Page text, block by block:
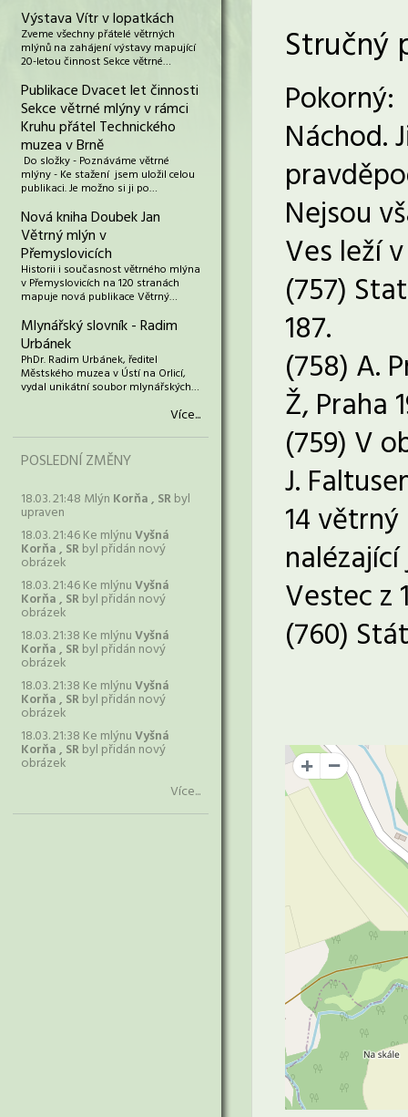
Výstava Vítr v lopatkách
Zveme všechny přátelé větrných
mlýnů na zahájení výstavy mapující
20-letou činnost Sekce větrné…
Publikace Dvacet let činnosti
Sekce větrné mlýny v rámci
Kruhu přátel Technického
muzea v Brně
Do složky - Poznáváme větrné
mlýny - Ke stažení jsem uložil celou
publikaci. Je možno si ji po…
Nová kniha Doubek Jan
Větrný mlýn v
Přemyslovicích
Historii i současnost větrného mlýna
v Přemyslovicích na 120 stranách
mapuje nová publikace Větrný…
Mlynářský slovník - Radim
Urbánek
PhDr. Radim Urbánek, ředitel
Městského muzea v Ústí na Orlicí,
vydal unikátní soubor mlynářských…
Více...
POSLEDNÍ ZMĚNY
18.03. 21:48 Mlýn Korňa , SRbyl
upraven
18.03. 21:46 Ke mlýnuVyšná
Korňa , SRbyl přidán nový
obrázek
18.03. 21:46 Ke mlýnuVyšná
Korňa , SRbyl přidán nový
obrázek
18.03. 21:38 Ke mlýnuVyšná
Korňa , SRbyl přidán nový
obrázek
18.03. 21:38 Ke mlýnuVyšná
Korňa , SRbyl přidán nový
obrázek
18.03. 21:38 Ke mlýnuVyšná
Korňa , SRbyl přidán nový
obrázek
Více...
Stručný
Pokorný:
Náchod.
Nejsou
Ves leží
(757)
187.
(758) A.
Ž, Praha
(759) V
J.
14
Vestec z
(760)
+